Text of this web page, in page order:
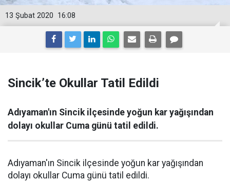
16:08
13 Şubat 2020
Sincik’te Okullar Tatil Edildi
Adıyaman'ın Sincik ilçesinde yoğun kar yağışından
dolayı okullar Cuma günü tatil edildi.
Adıyaman'ın Sincik ilçesinde yoğun kar yağışından
dolayı okullar Cuma günü tatil edildi.